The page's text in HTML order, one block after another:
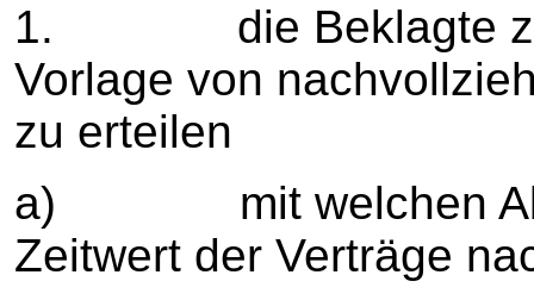
1. die Beklagte zu
Vorlage von
zu erteilen
a) mit welchen
Zeitwert der Verträge